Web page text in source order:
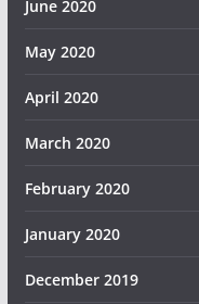
June 2020
May 2020
April 2020
March 2020
February 2020
January 2020
December 2019